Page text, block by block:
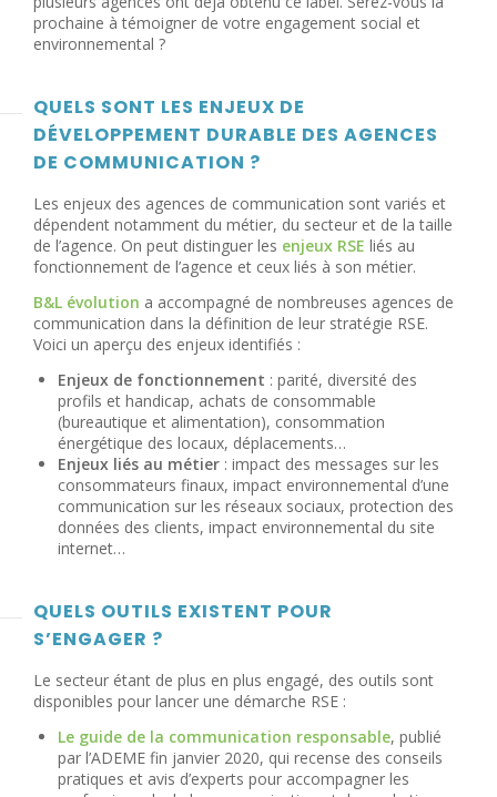
prochaine à témoigner de votre engagement social et
environnemental ?
QUELS SONT LES ENJEUX DE
DÉVELOPPEMENT DURABLE DES AGENCES
DE COMMUNICATION ?
Les enjeux des agences de communication sont variés et
dépendent notamment du métier, du secteur et de la taille
de l’agence. On peut distinguer les enjeux RSE liés au
fonctionnement de l’agence et ceux liés à son métier.
B&L évolution a accompagné de nombreuses agences de
communication dans la définition de leur stratégie RSE.
Voici un aperçu des enjeux identifiés :
Enjeux de fonctionnement : parité, diversité des
profils et handicap, achats de consommable
(bureautique et alimentation), consommation
énergétique des locaux, déplacements…
Enjeux liés au métier : impact des messages sur les
consommateurs finaux, impact environnemental d’une
communication sur les réseaux sociaux, protection des
données des clients, impact environnemental du site
internet…
QUELS OUTILS EXISTENT POUR
S’ENGAGER ?
Le secteur étant de plus en plus engagé, des outils sont
disponibles pour lancer une démarche RSE :
Le guide de la communication responsable, publié
par l’ADEME fin janvier 2020, qui recense des conseils
pratiques et avis d’experts pour accompagner les